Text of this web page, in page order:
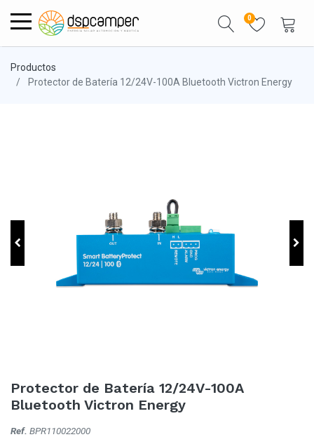
0
Productos
Protector de Batería 12/24V-100A Bluetooth Victron Energy
Protector de Batería 12/24V-100A
Bluetooth Victron Energy
Ref. BPR110022000